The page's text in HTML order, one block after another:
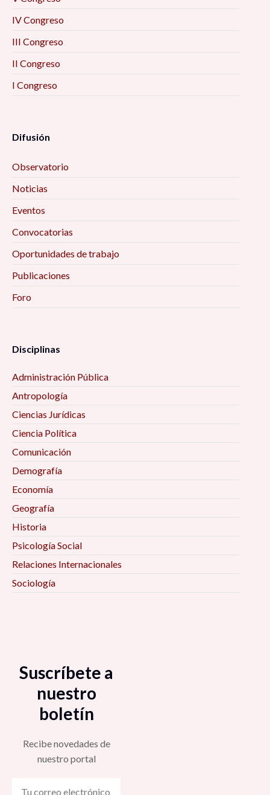
IV Congreso
III Congreso
II Congreso
I Congreso
Difusión
Observatorio
Noticias
Eventos
Convocatorias
Oportunidades de trabajo
Publicaciones
Foro
Disciplinas
Administración Pública
Antropología
Ciencias Jurídicas
Ciencia Política
Comunicación
Demografía
Economía
Geografía
Historia
Psicología Social
Relaciones Internacionales
Sociología
Suscríbete a
nuestro
boletín
Recibe novedades de
nuestro portal